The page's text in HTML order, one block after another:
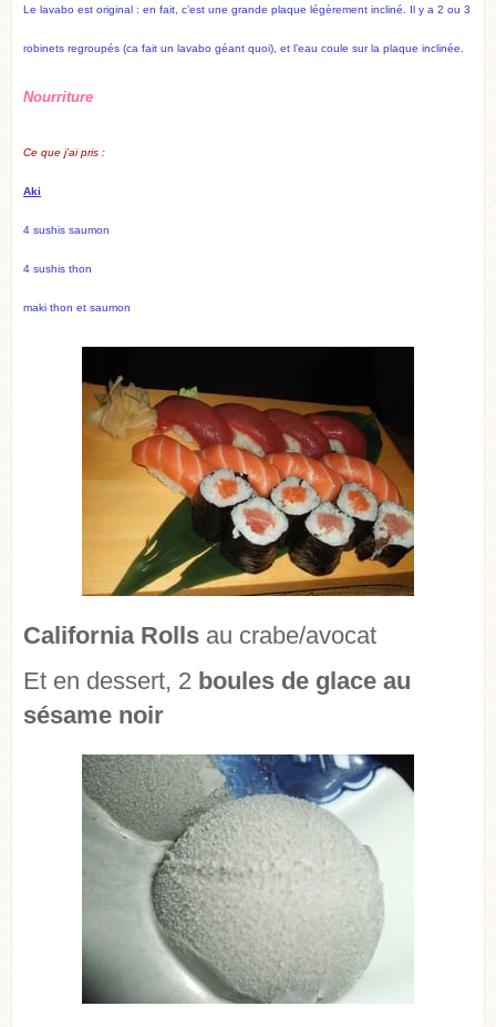
Le lavabo est original : en fait, c’est une grande plaque légèrement incliné. Il y a 2 ou 3
robinets regroupés (ca fait un lavabo géant quoi), et l’eau coule sur la plaque inclinée.
Nourriture
Ce que j’ai pris :
Aki
4 sushis saumon
4 sushis thon
maki thon et saumon
California Rolls au crabe/avocat
Et en dessert, 2 boules de glace au
sésame noir